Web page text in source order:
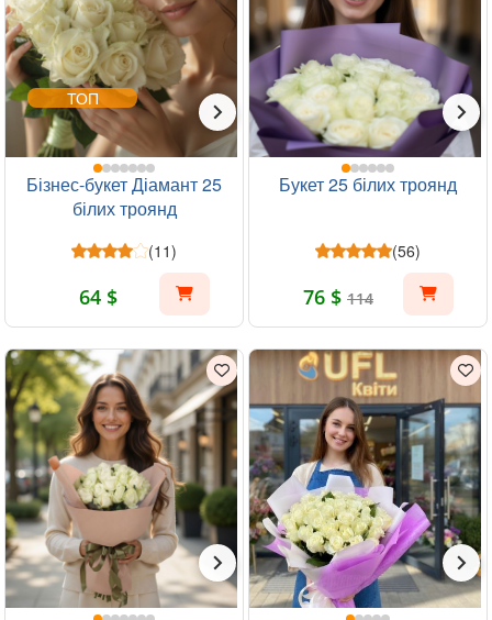
ТОП
Бізнес-букет Діамант 25
білих троянд
(11)
64 $
Букет 25 білих троянд
(56)
76 $ 114